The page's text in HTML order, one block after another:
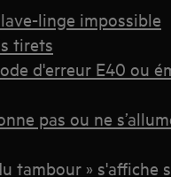
linge impossible
tirets
d'erreur E40 ou
pas ou ne
tambour » s'affiche